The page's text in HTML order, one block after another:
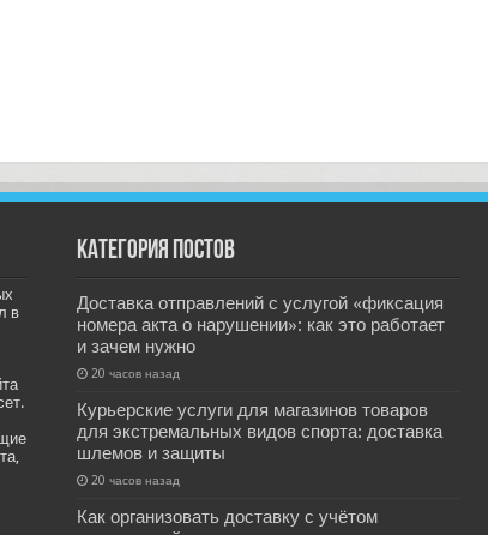
в
Категория постов
Доставка отправлений с услугой «фиксация
номера акта о нарушении»: как это работает
и зачем нужно
20 часов назад
Курьерские услуги для магазинов товаров
для экстремальных видов спорта: доставка
шлемов и защиты
20 часов назад
Как организовать доставку с учётом